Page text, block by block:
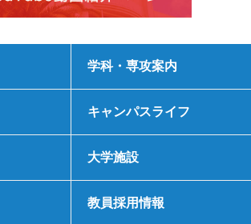
学科・専攻案内
キャンパスライフ
大学施設
教員採用情報